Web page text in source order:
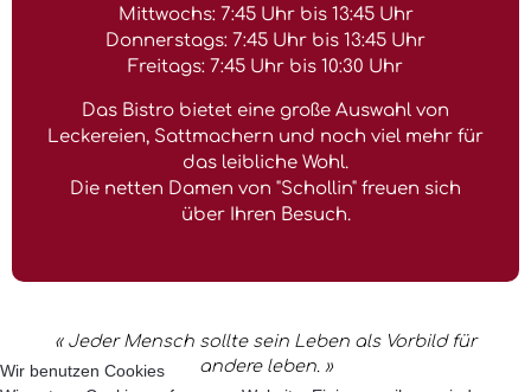
Mittwochs: 7:45 Uhr bis 13:45 Uhr
Donnerstags: 7:45 Uhr bis 13:45 Uhr
Freitags: 7:45 Uhr bis 10:30 Uhr
Das Bistro bietet eine große Auswahl von
Leckereien, Sattmachern und noch viel mehr für
das leibliche Wohl.
Die netten Damen von "Schollin" freuen sich
über Ihren Besuch.
« Jeder Mensch sollte sein Leben als Vorbild für
andere leben. »
Wir benutzen Cookies